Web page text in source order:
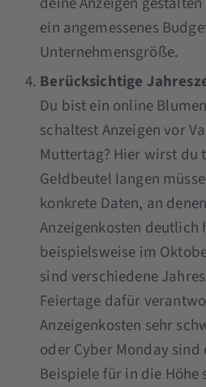
ein angemessenes
Unternehmensgröße.
Berücksichtige
Du bist ein online
schaltest Anzeigen vor
Muttertag? Hier wirst du
Geldbeutel langen
konkrete Daten, an
Anzeigenkosten deutlich
beispielsweise im
sind verschiedene
Feiertage dafür
Anzeigenkosten sehr
oder Cyber Monday
Beispiele für in die Höhe